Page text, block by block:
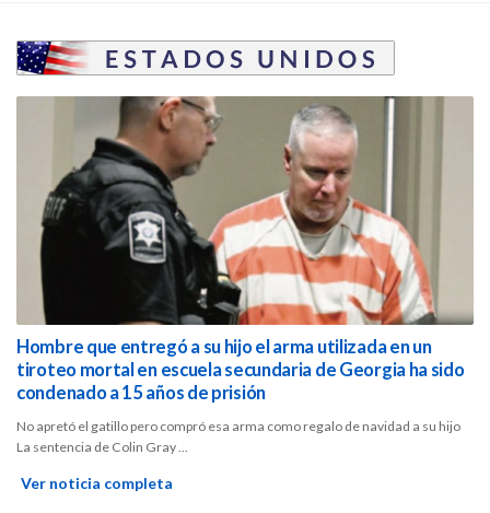
Hombre que entregó a su hijo el arma utilizada en un
tiroteo mortal en escuela secundaria de Georgia ha sido
condenado a 15 años de prisión
No apretó el gatillo pero compró esa arma como regalo de navidad a su hijo
La sentencia de Colin Gray ...
Ver noticia completa